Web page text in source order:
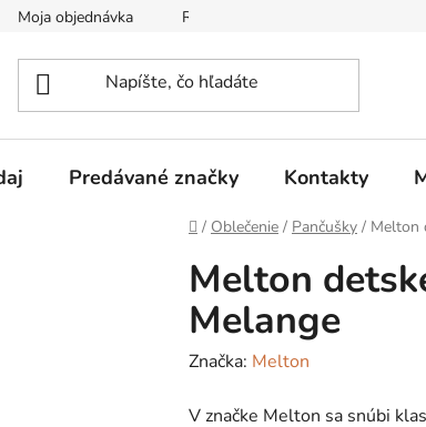
Moja objednávka Reklamačný protokol
Predávané značky Kontakty
Domov
/ Oblečenie / Pančušky / Melton
Melton
Melange
Značka: Melton
V značke Melton sa snúbi